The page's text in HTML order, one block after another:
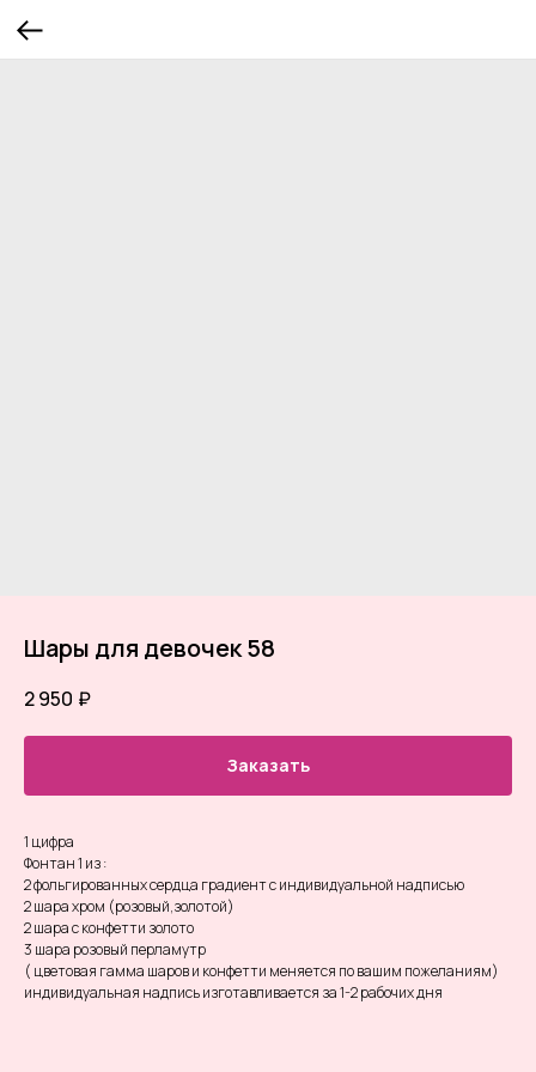
Шары для девочек 58
2 950 ₽
Заказать
1 цифра
Фонтан 1 из :
2 фольгированных сердца градиент с индивидуальной надписью
2 шара хром (розовый,золотой)
2 шара с конфетти золото
3 шара розовый перламутр
( цветовая гамма шаров и конфетти меняется по вашим пожеланиям)
индивидуальная надпись изготавливается за 1-2 рабочих дня